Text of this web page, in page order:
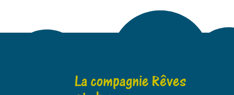
La compagnie Rêves